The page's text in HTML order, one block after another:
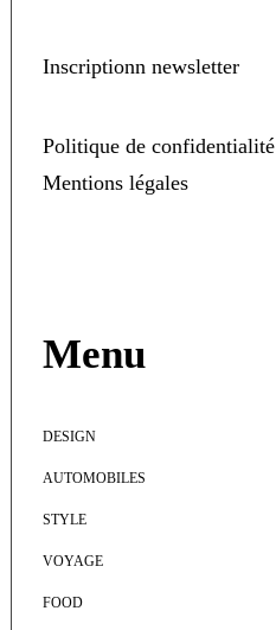
Inscriptionn newsletter
Politique de confidentialité
Mentions légales
Menu
DESIGN
AUTOMOBILES
STYLE
VOYAGE
FOOD